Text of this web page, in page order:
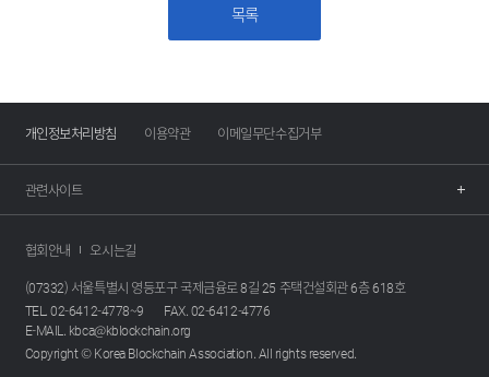
목록
개인정보처리방침 이용약관 이메일무단수집거부
관련사이트
협회안내
오시는길
(07332) 서울특별시 영등포구 국제금융로 8길 25 주택건설회관 6층 618호
TEL. 02-6412-4778~9
FAX. 02-6412-4776
E-MAIL. kbca@kblockchain.org
Copyright © Korea Blockchain Association. All rights reserved.